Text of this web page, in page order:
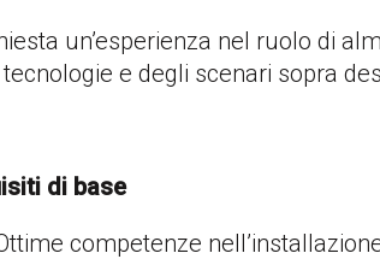
un’esperienza nel ruolo di
e degli scenari sopra
di base
competenze